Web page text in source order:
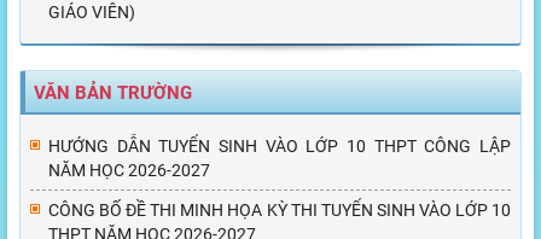
GIÁO VIÊN)
VĂN BẢN TRƯỜNG
HƯỚNG DẪN TUYỂN SINH VÀO LỚP 10 THPT CÔNG LẬP
NĂM HỌC 2026-2027
CÔNG BỐ ĐỀ THI MINH HỌA KỲ THI TUYỂN SINH VÀO LỚP 10
THPT NĂM HỌC 2026-2027